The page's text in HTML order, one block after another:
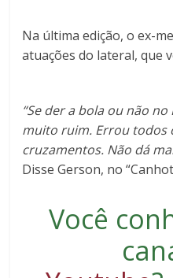
Na última edição, o ex-
atuações do lateral, que
“Se der a bola ou não
muito ruim. Errou todos
cruzamentos. Não dá
Disse Gerson, no
Você